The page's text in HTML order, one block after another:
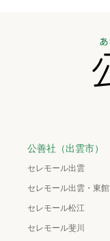
公善社（出雲市）
セレモール出雲
セレモール出雲・東館
セレモール松江
セレモール斐川